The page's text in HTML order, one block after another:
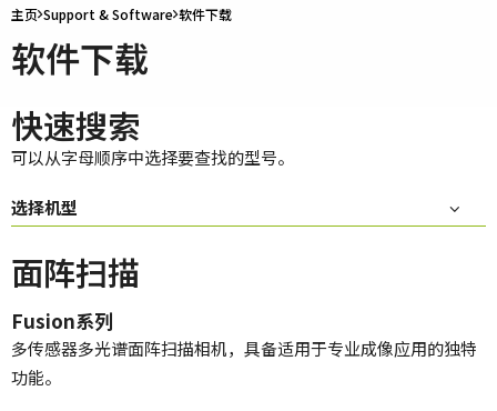
主页 Support & Software 软件下载
软件下载
快速搜索
可以从字母顺序中选择要查找的型号。
选择机型
面阵扫描
Fusion系列
多传感器多光谱面阵扫描相机，具备适用于专业成像应用的独特
功能。